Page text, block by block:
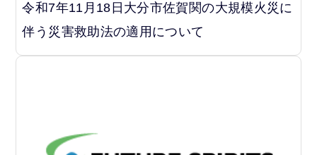
令和7年11月18日大分市佐賀関の大規模火災に
伴う災害救助法の適用について